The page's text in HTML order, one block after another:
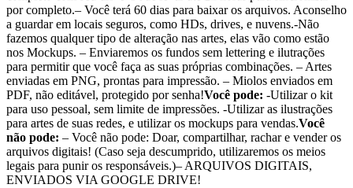
por completo.– Você terá 60 dias para baixar os arquivos. Aconselho
a guardar em locais seguros, como HDs, drives, e nuvens.-Não
fazemos qualquer tipo de alteração nas artes, elas vão como estão
nos Mockups. – Enviaremos os fundos sem lettering e ilutrações
para permitir que você faça as suas próprias combinações. – Artes
enviadas em PNG, prontas para impressão. – Miolos enviados em
PDF, não editável, protegido por senha!Você pode: -Utilizar o kit
para uso pessoal, sem limite de impressões. -Utilizar as ilustrações
para artes de suas redes, e utilizar os mockups para vendas.Você
não pode: – Você não pode: Doar, compartilhar, rachar e vender os
arquivos digitais! (Caso seja descumprido, utilizaremos os meios
legais para punir os responsáveis.)– ARQUIVOS DIGITAIS,
ENVIADOS VIA GOOGLE DRIVE!